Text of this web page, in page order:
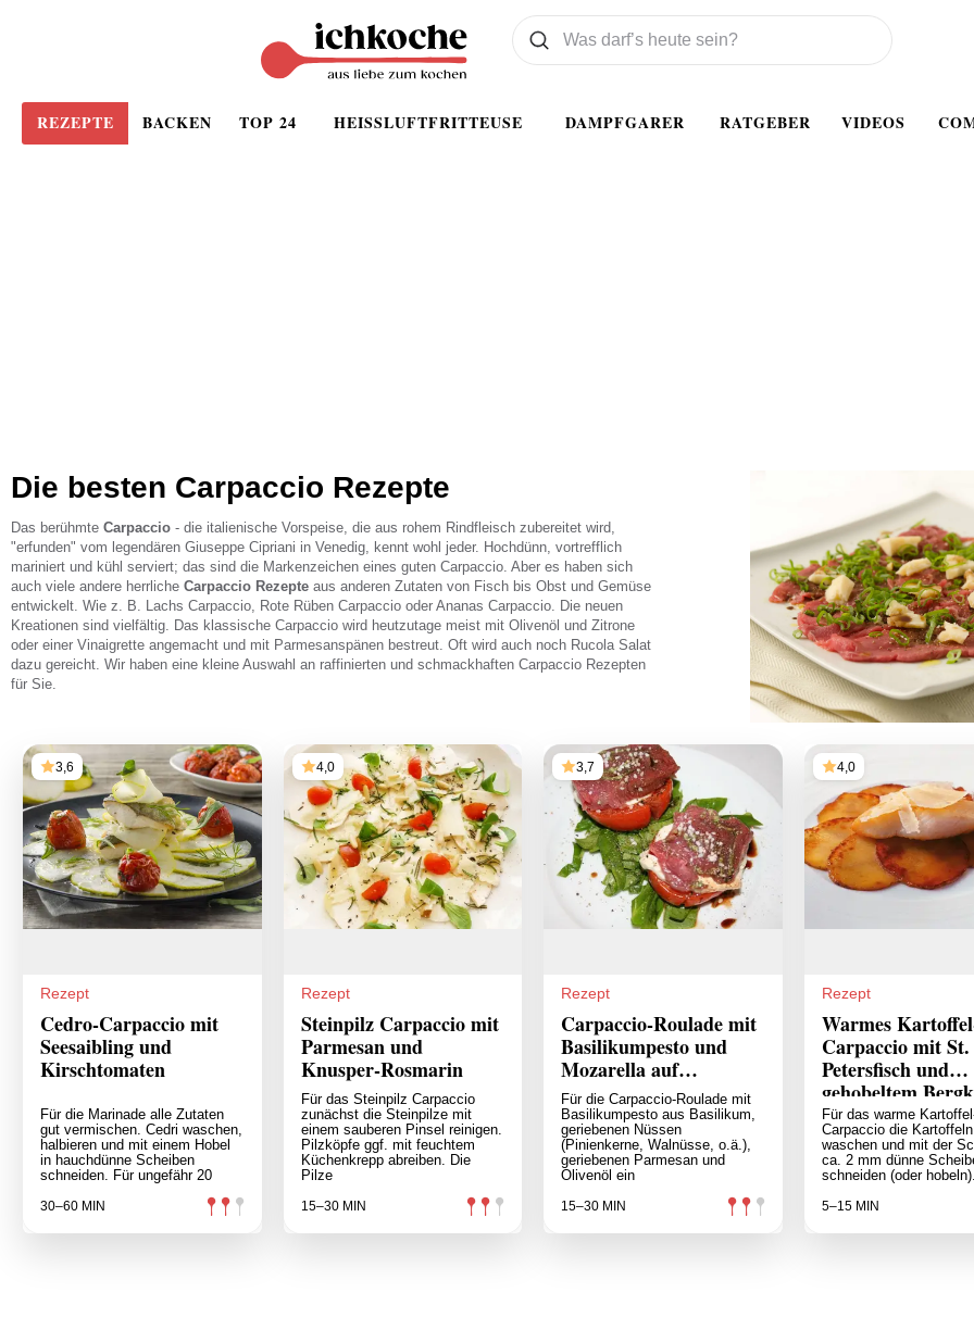
REZEPTE BACKEN TOP 24 HEISSLUFTFRITTEUSE DAMPFGARER RATGEBER VIDEOS
Was wollen Sie suchen
Suchen
Die besten Carpaccio Rezepte
Das berühmte Carpaccio - die italienische Vorspeise, die aus rohem Rindfleisch zubereitet wird,
"erfunden" vom legendären Giuseppe Cipriani in Venedig, kennt wohl jeder. Hochdünn, vortrefflich
mariniert und kühl serviert; das sind die Markenzeichen eines guten Carpaccio. Aber es haben sich
auch viele andere herrliche Carpaccio Rezepte aus anderen Zutaten von Fisch bis Obst und Gemüse
entwickelt. Wie z. B. Lachs Carpaccio, Rote Rüben Carpaccio oder Ananas Carpaccio. Die neuen
Kreationen sind vielfältig. Das klassische Carpaccio wird heutzutage meist mit Olivenöl und Zitrone
oder einer Vinaigrette angemacht und mit Parmesanspänen bestreut. Oft wird auch noch Rucola Salat
dazu gereicht. Wir haben eine kleine Auswahl an raffinierten und schmackhaften Carpaccio Rezepten
für Sie.
3,6
Rezept
Cedro-Carpaccio mit
Seesaibling und
Kirschtomaten
Für die Marinade alle Zutaten
gut vermischen. Cedri waschen,
halbieren und mit einem Hobel
in hauchdünne Scheiben
schneiden. Für ungefähr 20
30–60 MIN
4,0
Rezept
Steinpilz Carpaccio mit
Parmesan und
Knusper-Rosmarin
Für das Steinpilz Carpaccio
zunächst die Steinpilze mit
einem sauberen Pinsel reinigen.
Pilzköpfe ggf. mit feuchtem
Küchenkrepp abreiben. Die
Pilze
15–30 MIN
3,7
Rezept
Carpaccio-Roulade mit
Basilikumpesto und
Mozarella auf
Dörrtomate mit
Spinatsalat
Für die Carpaccio-Roulade mit
Basilikumpesto aus Basilikum,
geriebenen Nüssen
(Pinienkerne, Walnüsse, o.ä.),
geriebenen Parmesan und
Olivenöl ein
15–30 MIN
4,0
Rezept
Warmes
Carpaccio mit St.
Petersfisch und
gehobeltem
Für das warme
Carpaccio die
waschen und mit der
ca. 2 mm dünne
schneiden (oder
5–15 MIN